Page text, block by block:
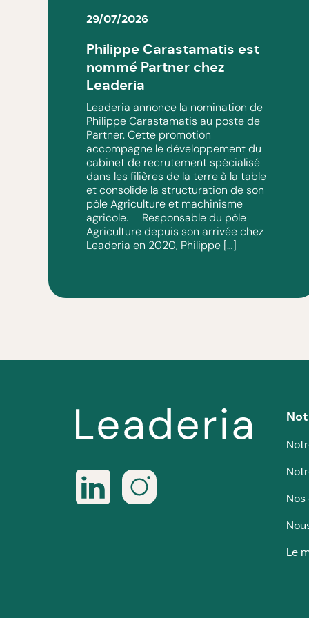
29/07/2026
Philippe Carastamatis est
nommé Partner chez
Leaderia
Leaderia annonce la nomination de
Philippe Carastamatis au poste de
Partner. Cette promotion
accompagne le développement du
cabinet de recrutement spécialisé
dans les filières de la terre à la table
et consolide la structuration de son
pôle Agriculture et machinisme
agricole. Responsable du pôle
Agriculture depuis son arrivée chez
Leaderia en 2020, Philippe […]
Le